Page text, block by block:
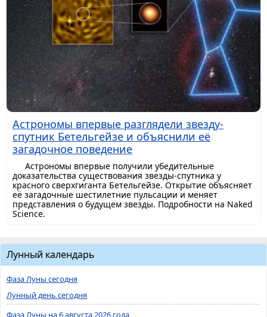
Астрономы впервые разглядели звезду-
спутник Бетельгейзе и объяснили её
загадочное поведение
Астрономы впервые получили убедительные
доказательства существования звезды-спутника у
красного сверхгиганта Бетельгейзе. Открытие объясняет
её загадочные шестилетние пульсации и меняет
представления о будущем звезды. Подробности на Naked
Science.
Лунный календарь
Фаза Луны сегодня
Лунный день сегодня
Фаза Луны на 6 августа 2026 года